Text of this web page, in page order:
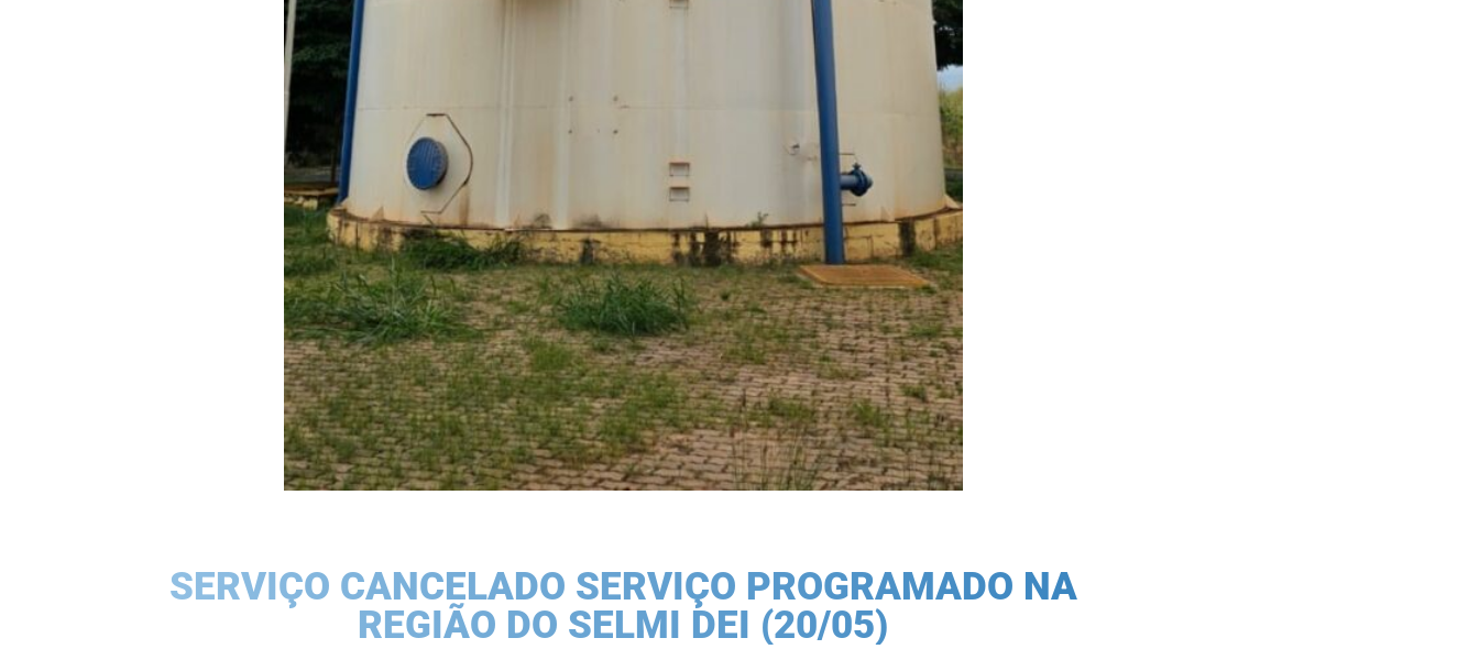
SERVIÇO CANCELADO SERVIÇO PROGRAMADO NA
REGIÃO DO SELMI DEI (20/05)